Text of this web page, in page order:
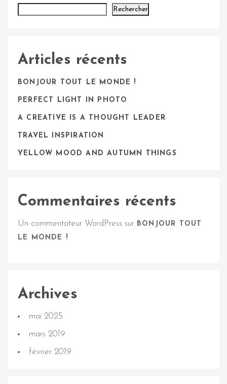
Rechercher
Articles récents
BONJOUR TOUT LE MONDE !
PERFECT LIGHT IN PHOTO
A CREATIVE IS A THOUGHT LEADER
TRAVEL INSPIRATION
YELLOW MOOD AND AUTUMN THINGS
Commentaires récents
Un commentateur WordPress sur BONJOUR TOUT
LE MONDE !
Archives
mai 2025
mars 2019
février 2019